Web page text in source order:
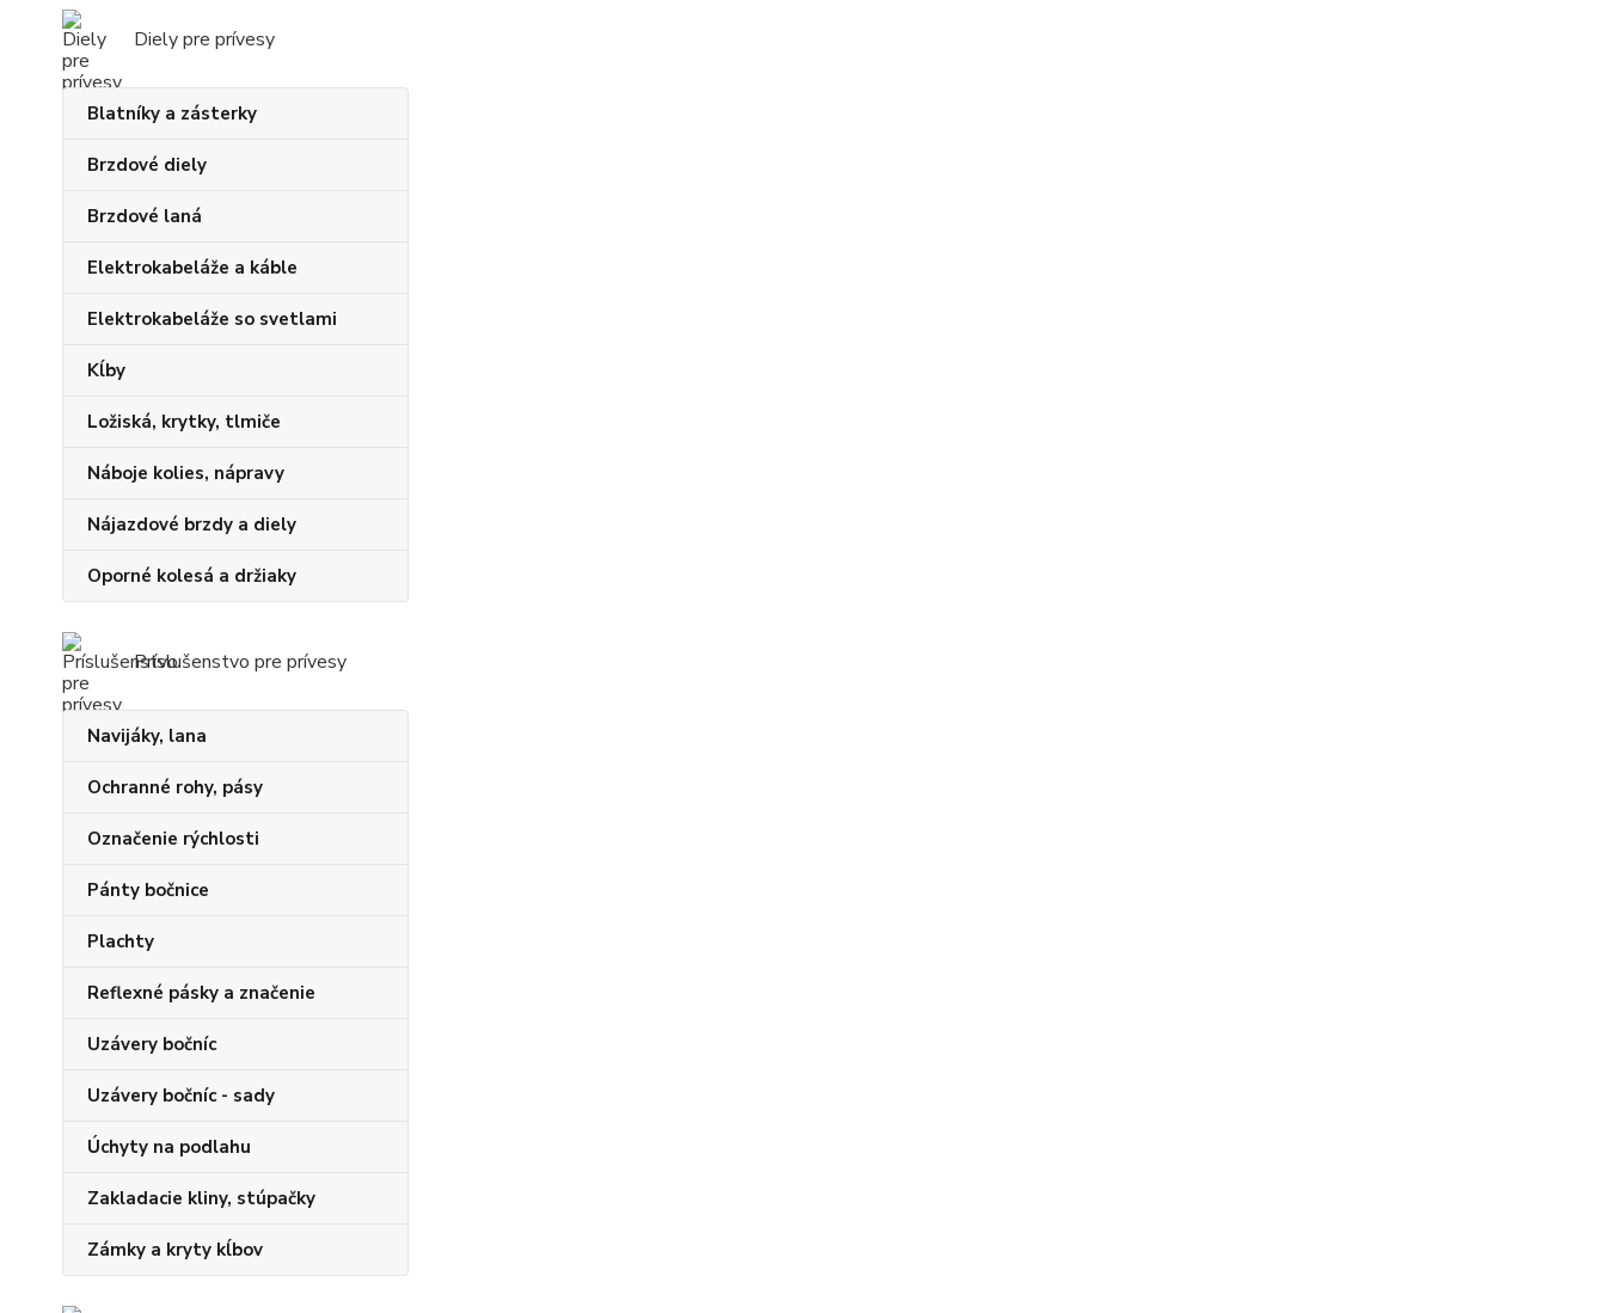
Diely pre prívesy
Blatníky a zásterky
Brzdové diely
Brzdové laná
Elektrokabeláže a káble
Elektrokabeláže so svetlami
Kĺby
Ložiská, krytky, tlmiče
Náboje kolies, nápravy
Nájazdové brzdy a diely
Oporné kolesá a držiaky
Príslušenstvo pre prívesy
Navijáky, lana
Ochranné rohy, pásy
Označenie rýchlosti
Pánty bočnice
Plachty
Reflexné pásky a značenie
Uzávery bočníc
Uzávery bočníc - sady
Úchyty na podlahu
Zakladacie kliny, stúpačky
Zámky a kryty kĺbov